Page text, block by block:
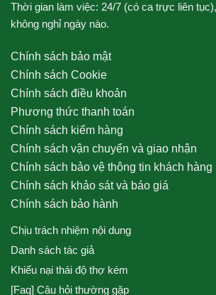
Thời gian làm việc: 24/7 (có ca trực liên
không nghỉ ngày nào.
Chính sách bảo mật
Chính sách Cookie
Chính sách điều khoản
Phương thức thanh toán
Chính sách kiểm hàng
Chính sách vận chuyển và giao nhận
Chính sách bảo vệ thông tin khách hàng
Chính sách khảo sát và báo giá
Chính sách bảo hành
Chịu trách nhiệm nội dung
Danh sách tác giả
Khiếu nại thái độ thợ kém
[Faq] Câu hỏi thường gặp